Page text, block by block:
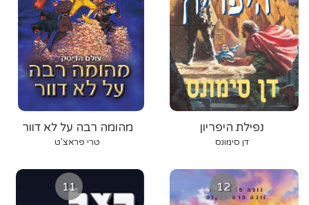
מהומה רבה על לא דוור
טרי פראצ'ט
נפילת היפריון
דן סימונס
11 12